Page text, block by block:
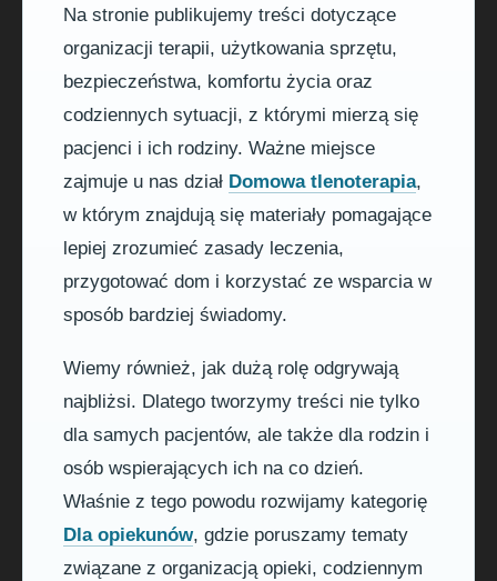
Na stronie publikujemy treści dotyczące
organizacji terapii, użytkowania sprzętu,
bezpieczeństwa, komfortu życia oraz
codziennych sytuacji, z którymi mierzą się
pacjenci i ich rodziny. Ważne miejsce
zajmuje u nas dział Domowa tlenoterapia,
w którym znajdują się materiały pomagające
lepiej zrozumieć zasady leczenia,
przygotować dom i korzystać ze wsparcia w
sposób bardziej świadomy.
Wiemy również, jak dużą rolę odgrywają
najbliżsi. Dlatego tworzymy treści nie tylko
dla samych pacjentów, ale także dla rodzin i
osób wspierających ich na co dzień.
Właśnie z tego powodu rozwijamy kategorię
Dla opiekunów, gdzie poruszamy tematy
związane z organizacją opieki, codziennym